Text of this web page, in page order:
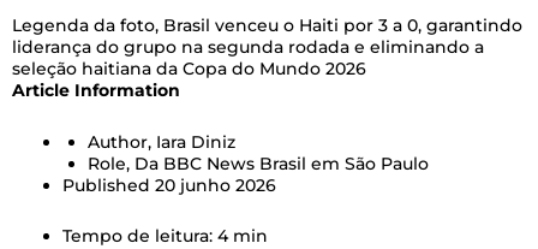
Legenda da foto, Brasil venceu o Haiti por 3 a 0, garantindo
liderança do grupo na segunda rodada e eliminando a
seleção haitiana da Copa do Mundo 2026
Article Information
Author, Iara Diniz
Role, Da BBC News Brasil em São Paulo
Published 20 junho 2026
Tempo de leitura: 4 min